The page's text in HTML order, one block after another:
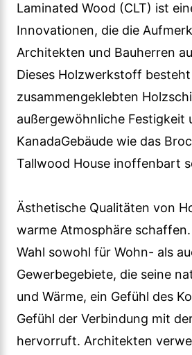
Laminated Wood (CLT) ist
Innovationen, die die
Architekten und Bauherren
Dieses Holzwerkstoff besteht
zusammengeklebten
außergewöhnliche Festigkeit
KanadaGebäude wie das
Tallwood House inoffenbart
Ästhetische Qualitäten von
warme Atmosphäre
Wahl sowohl für Wohn- als
Gewerbegebiete, die seine
und Wärme, ein Gefühl des
Gefühl der Verbindung mit
hervorruft. Architekten